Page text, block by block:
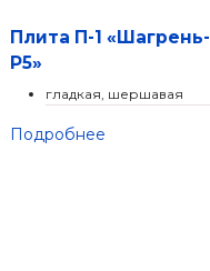
Плита П-1 «Шагрень-
Р5»
гладкая, шершавая
Подробнее